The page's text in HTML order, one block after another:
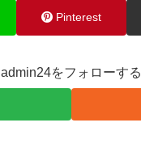
Pinterest
admin24をフォローする